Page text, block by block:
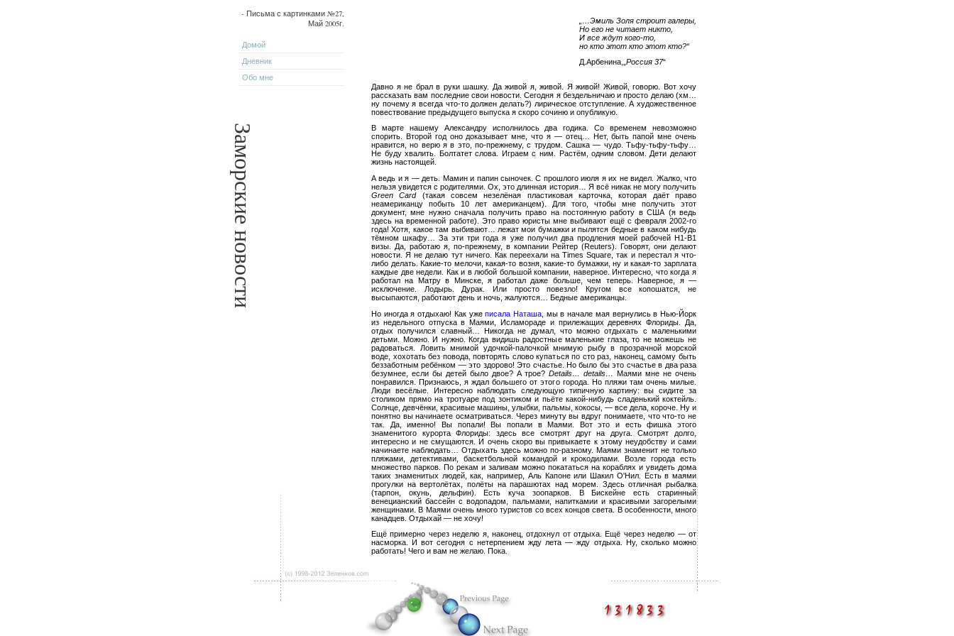
- Письма с картинками №27,
Май 2005г.
Домой
Дневник
Обо мне
Заморские новости
„…Эмиль Золя строит галеры,
Но его не читает никто,
И все ждут кого-то,
но кто этот кто этот кто?“
Д.Арбенина,„ Россия 37“
Давно я не брал в руки шашку. Да живой я, живой. Я живой! Живой, говорю. Вот хочу
рассказать вам последние свои новости. Сегодня я бездельничаю и просто делаю (хм…
ну почему я всегда что-то должен делать?) лирическое отступление. А художественное
повествование предыдущего выпуска я скоро сочиню и опубликую.
В марте нашему Александру исполнилось два годика. Со временем невозможно
спорить. Второй год оно доказывает мне, что я — отец… Нет, быть папой мне очень
нравится, но верю я в это, по-прежнему, с трудом. Сашка — чудо. Тьфу-тьфу-тьфу…
Не буду хвалить. Болтатет слова. Играем с ним. Растём, одним словом. Дети делают
жизнь настоящей.
А ведь и я — деть. Мамин и папин сыночек. С прошлого июля я их не видел. Жалко, что
нельзя увидется с родителями. Ох, это длинная история… Я всё никак не могу получить
Green Card(такая совсем незелёная пластиковая карточка, которая даёт право
неамериканцу побыть 10 лет американцем). Для того, чтобы мне получить этот
документ, мне нужно сначала получить право на постоянную работу в США (я ведь
здесь на временной работе). Это право юристы мне выбивают ещё с февраля 2002-го
года! Хотя, какое там выбивают… лежат мои бумажки и пылятся бедные в каком нибудь
тёмном шкафу… За эти три года я уже получил два продления моей рабочей H1-B1
визы. Да, работаю я, по-прежнему, в компании Рейтер (Reuters). Говорят, они делают
новости. Я не делаю тут ничего. Как переехали на Times Square, так и перестал я что-
либо делать. Какие-то мелочи, какая-то возня, какие-то бумажки, ну и какая-то зарплата
каждые две недели. Как и в любой большой компании, наверное. Интересно, что когда я
работал на Матру в Минске, я работал даже больше, чем теперь. Наверное, я —
исключение. Лодырь. Дурак. Или просто повезло! Кругом все копошатся, не
высыпаются, работают день и ночь, жалуются… Бедные американцы.
Но иногда я отдыхаю! Как ужеписала Наташа , мы в начале мая вернулись в Нью-Йорк
из недельного отпуска в Маями, Исламораде и прилежащих деревнях Флориды. Да,
отдых получился славный… Никогда не думал, что можно отдыхать с маленькими
детьми. Можно. И нужно. Когда видишь радостные маленькие глаза, то не можешь не
радоваться. Ловить мнимой удочкой-палочкой мнимую рыбу в прозрачной морской
воде, хохотать без повода, повторять слово купаться по сто раз, наконец, самому быть
беззаботным ребёнком — это здорово! Это счастье. Но было бы это счастье в два раза
безумнее, если бы детей было двое? А трое?Details… details… Маями мне не очень
понравился. Признаюсь, я ждал большего от этого города. Но пляжи там очень милые.
Люди весёлые. Интересно наблюдать следующую типичную картину: вы сидите за
столиком прямо на тротуаре под зонтиком и пьёте какой-нибудь сладенький коктейль.
Солнце, девчёнки, красивые машины, улыбки, пальмы, кокосы, — все дела, короче. Ну и
понятно вы начинаете осматриваться. Через минуту вы вдруг понимаете, что что-то не
так. Да, именно! Вы попали! Вы попали в Маями. Вот это и есть фишка этого
знаменитого курорта Флориды: здесь все смотрят друг на друга. Смотрят долго,
интересно и не смущаются. И очень скоро вы привыкаете к этому неудобству и сами
начинаете наблюдать… Отдыхать здесь можно по-разному. Маями знаменит не только
пляжами, детективами, баскетбольной командой и крокодилами. Возле города есть
множество парков. По рекам и заливам можно покататься на кораблях и увидеть дома
таких знаменитых людей, как, например, Аль Капоне или Шакил О'Нил. Есть в маями
прогулки на вертолётах, полёты на парашютах над морем. Здесь отличная рыбалка
(тарпон, окунь, дельфин). Есть куча зоопарков. В Бискейне есть старинный
венецианский бассейн с водопадом, пальмами, напиткамии и красивыми загорелыми
женщинами. В Маями очень много туристов со всех концов света. В особенности, много
канадцев. Отдыхай — не хочу!
Ещё примерно через неделю я, наконец, отдохнул от отдыха. Ещё через неделю — от
насморка. И вот сегодня с нетерпением жду лета — жду отдыха. Ну, сколько можно
работать! Чего и вам не желаю. Пока.